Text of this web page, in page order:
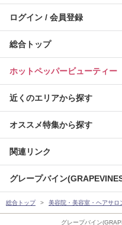
グレープバイン
ログイン / 会員登録
総合トップ
ホットペッパービューティ
近くのエリアから探す
オススメ特集から探す
関連リンク
グレープバイン
総合トップ 美容院・美容室・ヘアサロ